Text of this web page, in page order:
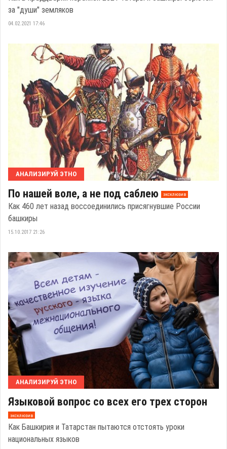
за "души" земляков
04.02.2021 17:46
АНАЛИЗИРУЙ ЭТНО
По нашей воле, а не под саблею эксклюзив
Как 460 лет назад воссоединились присягнувшие России
башкиры
15.10.2017 21:26
АНАЛИЗИРУЙ ЭТНО
Языковой вопрос со всех его трех сторон
эксклюзив
Как Башкирия и Татарстан пытаются отстоять уроки
национальных языков